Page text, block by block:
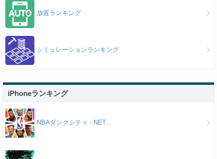
放置ランキング
シミュレーションランキング
iPhoneランキング
NBAダンクシティ - NET...